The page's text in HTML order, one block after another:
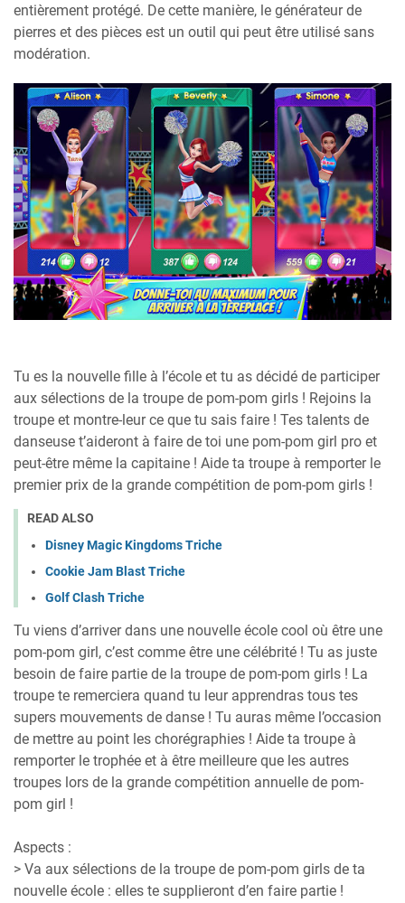
entièrement protégé. De cette manière, le générateur de
pierres et des pièces est un outil qui peut être utilisé sans
modération.
Tu es la nouvelle fille à l’école et tu as décidé de participer
aux sélections de la troupe de pom-pom girls ! Rejoins la
troupe et montre-leur ce que tu sais faire ! Tes talents de
danseuse t’aideront à faire de toi une pom-pom girl pro et
peut-être même la capitaine ! Aide ta troupe à remporter le
premier prix de la grande compétition de pom-pom girls !
READ ALSO
Disney Magic Kingdoms Triche
Cookie Jam Blast Triche
Golf Clash Triche
Tu viens d’arriver dans une nouvelle école cool où être une
pom-pom girl, c’est comme être une célébrité ! Tu as juste
besoin de faire partie de la troupe de pom-pom girls ! La
troupe te remerciera quand tu leur apprendras tous tes
supers mouvements de danse ! Tu auras même l’occasion
de mettre au point les chorégraphies ! Aide ta troupe à
remporter le trophée et à être meilleure que les autres
troupes lors de la grande compétition annuelle de pom-
pom girl !
Aspects :
> Va aux sélections de la troupe de pom-pom girls de ta
nouvelle école : elles te supplieront d’en faire partie !